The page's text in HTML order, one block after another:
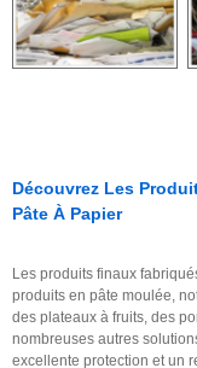
Découvrez Les
Pâte À Papier
Les produits finaux
produits en pâte moulée,
des plateaux à fruits, des
nombreuses autres
excellente protection et un